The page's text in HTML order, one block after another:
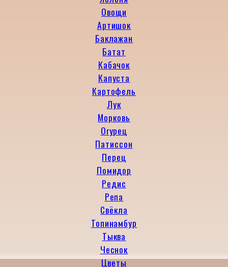
Овощи
Артишок
Баклажан
Батат
Кабачок
Капуста
Картофель
Лук
Морковь
Огурец
Патиссон
Перец
Помидор
Редис
Репа
Свёкла
Топинамбур
Тыква
Чеснок
Цветы